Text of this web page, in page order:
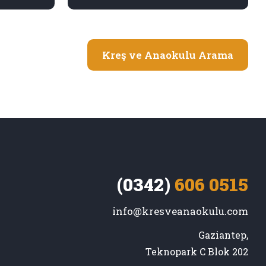
Kreş ve Anaokulu Arama
(0342) 606 0515
info@kresveanaokulu.com
Gaziantep,
Teknopark C Blok 202